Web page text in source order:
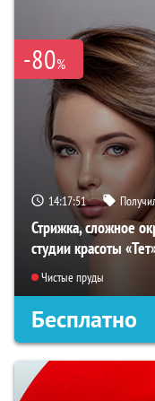
-80%
14:17:50
Стрижка, сложное
студии красоты
Чистые пруды
Бесплатно